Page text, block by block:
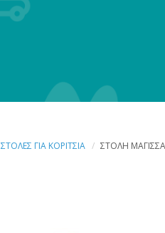
ΣΤΟΛΈΣ ΓΙΑ ΚΟΡΊΤΣΙΑ ΣΤΟΛΉ